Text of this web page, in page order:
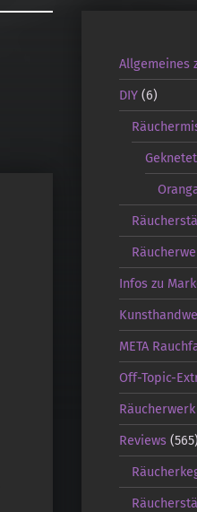
Allgemeines
DIY(6)
Infos zu
META
Off-Topic-
Reviews(565)